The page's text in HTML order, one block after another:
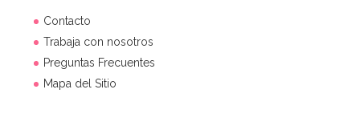
Contacto
Trabaja con nosotros
Preguntas Frecuentes
Mapa del Sitio